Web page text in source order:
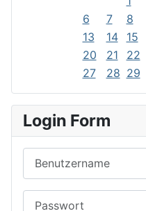
6
7 8
13
14 15
20
21 22
27
28 29
Login Form